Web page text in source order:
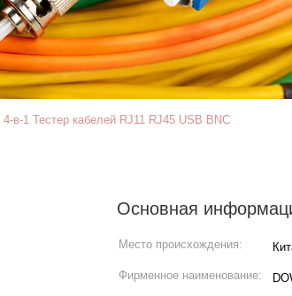
4-в-1 Тестер кабелей RJ11 RJ45 USB BNC
Основная
Место происхождения:
Фирменное наименование: